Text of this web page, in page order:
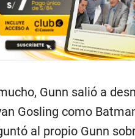
Gunn salió a
Gosling como
al propio Gunn